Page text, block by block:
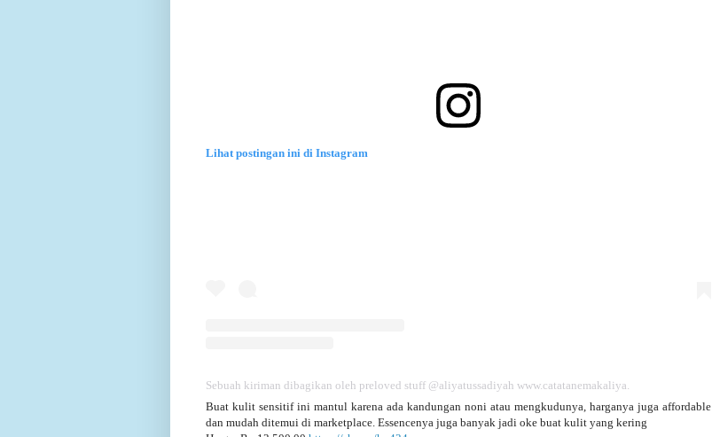
Lihat postingan ini di Instagram
Sebuah kiriman dibagikan oleh preloved stuff @aliyatussadiyah www.catatanemakaliya.
Buat kulit sensitif ini mantul karena ada kandungan noni atau mengkudunya, harganya juga affordable
dan mudah ditemui di marketplace. Essencenya juga banyak jadi oke buat kulit yang kering